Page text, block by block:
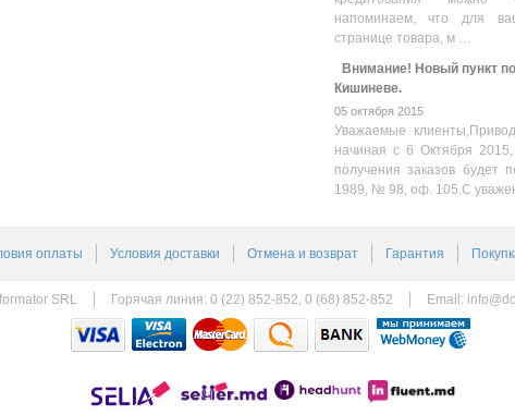
напоминаем, что для
странице товара, м …
Внимание! Новый пункт
Кишиневе.
05 октября 2015
Уважаемые
начиная с 6 Октября
получения заказов будет
1989, № 98, оф. 105.С
оплаты Условия доставки Отмена и возврат Гарантия
SRL Горячая линия: 0 (22) 852-852, 0 (68) 852-852 Email: